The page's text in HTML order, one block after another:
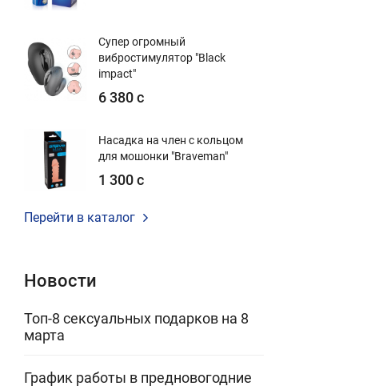
Супер огромный
вибростимулятор "Black
impact"
6 380 с
Насадка на член с кольцом
для мошонки "Braveman"
1 300 с
Перейти в каталог
Новости
Топ-8 сексуальных подарков на 8
марта
График работы в предновогодние